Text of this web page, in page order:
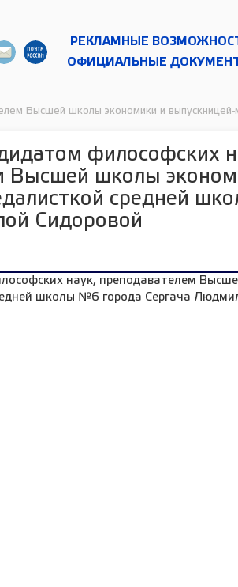
РЕКЛАМНЫЕ
ОФИЦИАЛЬНЫЕ
Высшей школы экономики и
философских
Высшей школы
средней
Сидоровой